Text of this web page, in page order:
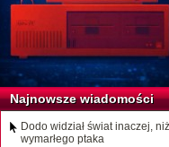
Najnowsze wiadomości
Dodo widział świat inaczej,
wymarłego ptaka